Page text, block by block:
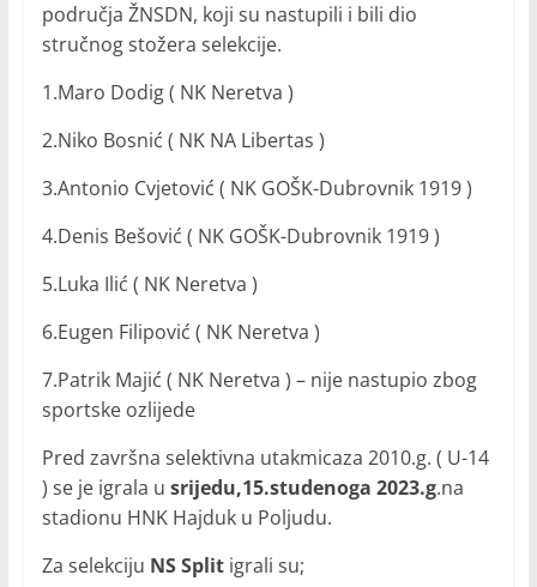
područja ŽNSDN, koji su nastupili i bili dio
stručnog stožera selekcije.
1.Maro Dodig ( NK Neretva )
2.Niko Bosnić ( NK NA Libertas )
3.Antonio Cvjetović ( NK GOŠK-Dubrovnik 1919 )
4.Denis Bešović ( NK GOŠK-Dubrovnik 1919 )
5.Luka Ilić ( NK Neretva )
6.Eugen Filipović ( NK Neretva )
7.Patrik Majić ( NK Neretva ) – nije nastupio zbog
sportske ozlijede
Pred završna selektivna utakmicaza 2010.g. ( U-14
) se je igrala u srijedu,15.studenoga 2023.g.na
stadionu HNK Hajduk u Poljudu.
Za selekciju NS Splitigrali su;